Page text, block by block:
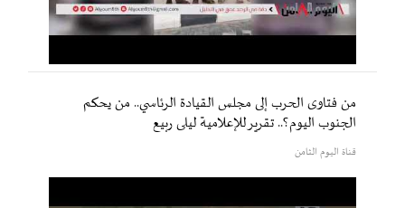
من فتاوى الحرب إلى مجلس القيادة الرئاسي.. من يحكم
الجنوب اليوم؟.. تقرير للإعلامية ليلى ربيع
قناة اليوم الثامن